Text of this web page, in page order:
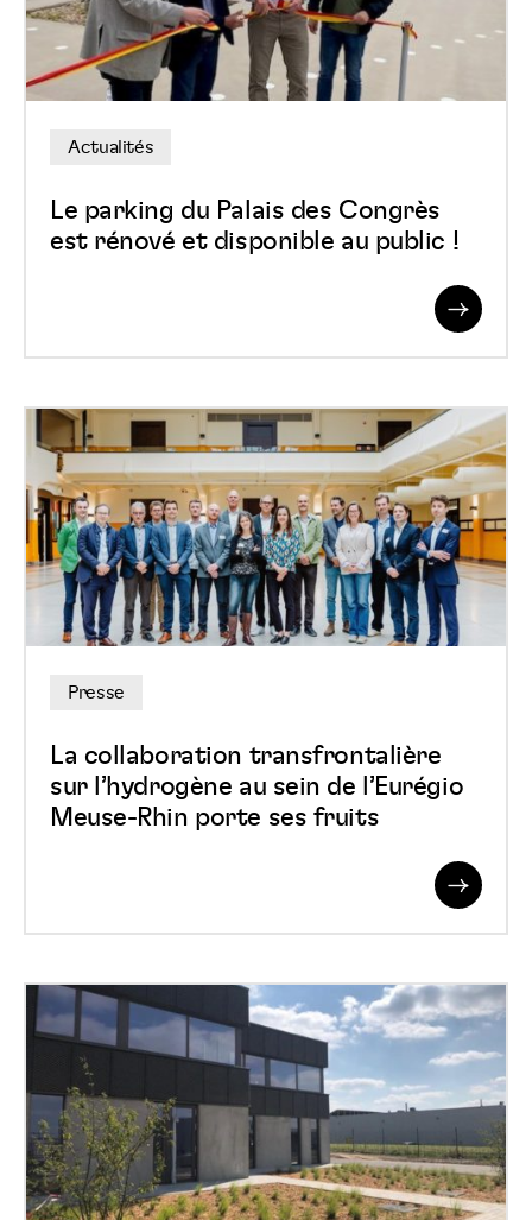
Actualités
Le parking du Palais des Congrès
est rénové et disponible au public !
des
Congrès
est
disponible
Read
Presse
La collaboration transfrontalière
sur l’hydrogène au sein de l’Eurégio
Meuse-Rhin porte ses fruits
collaboration
transfrontalière
sur
l&rsquo;hydrogène
sein
Meuse-
Rhin
porte
Read
Les
bâtiments
Grâce-
Hollogne